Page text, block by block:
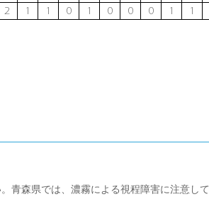
2 1 1 0 1 0 0 0 1 1
青森県では、濃霧による視程障害に注意して